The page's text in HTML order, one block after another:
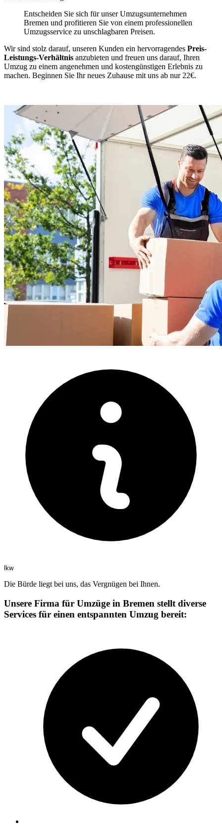
Entscheiden Sie sich für unser Umzugsunternehmen
Bremen und profitieren Sie von einem professionellen
Umzugsservice zu unschlagbaren Preisen.
Wir sind stolz darauf, unseren Kunden ein hervorragendes Preis-
Leistungs-Verhältnis anzubieten und freuen uns darauf, Ihren
Umzug zu einem angenehmen und kostengünstigen Erlebnis zu
machen. Beginnen Sie Ihr neues Zuhause mit uns ab nur 22€.
lkw
Die Bürde liegt bei uns, das Vergnügen bei Ihnen.
Unsere Firma für Umzüge in Bremen stellt diverse
Services für einen entspannten Umzug bereit: